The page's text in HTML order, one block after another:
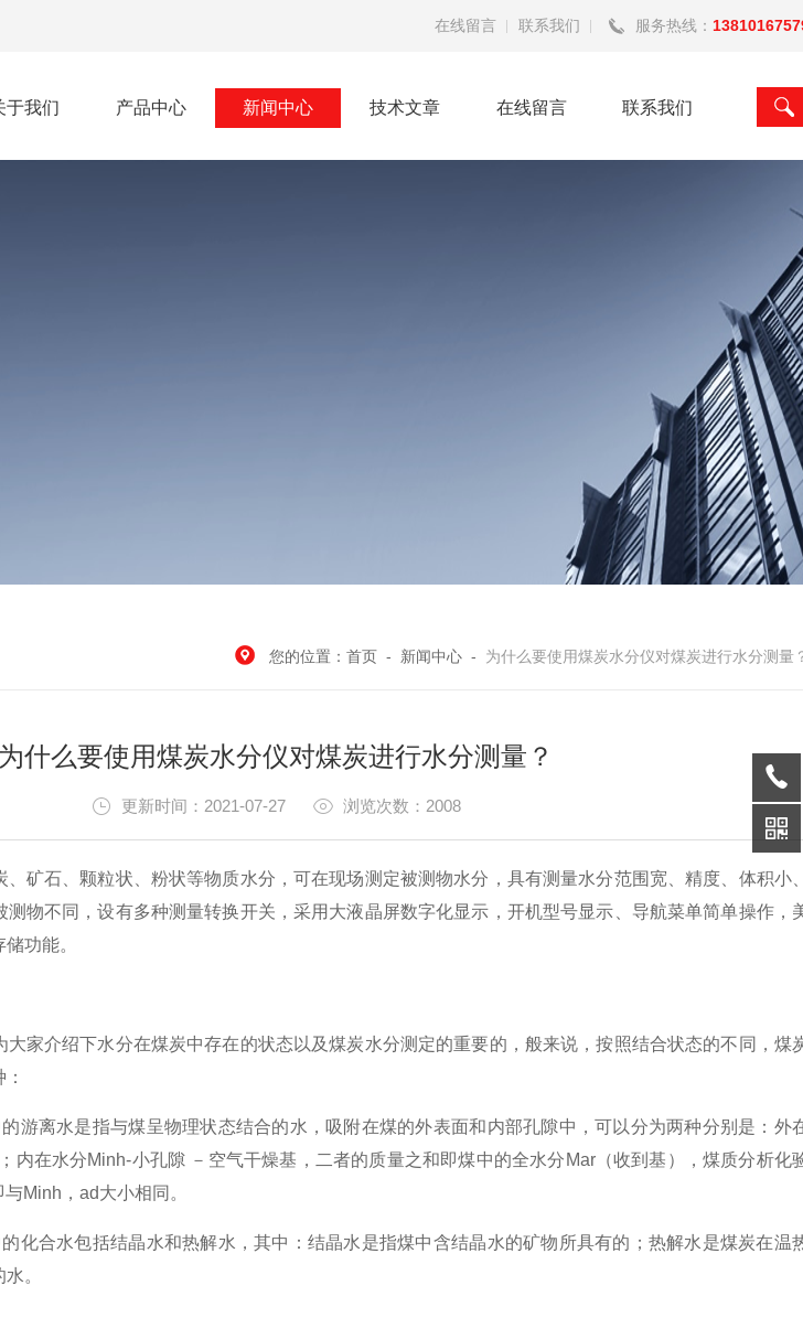
服务热线：
在线留言 联系我们
于我们 产品中心 新闻中心 技术文章 在线留言 联系我们
您的位置： 首页 - 新闻中心 - 为什么要使用煤炭水分仪对煤炭进行水分测量
为什么要使用煤炭水分仪对煤炭进行水分测量？
更新时间：2021-07-27 浏览次数：2008
、矿石、颗粒状、粉状等物质水分，可在现场测定被测物水分，具有测量水分范围宽、精度、体积小
物不同，设有多种测量转换开关，采用大液晶屏数字化显示，开机型号显示、导航菜单简单操作，
功能。
介绍下水分在煤炭中存在的状态以及煤炭水分测定的重要的，般来说，按照结合状态的不同，煤
离水是指与煤呈物理状态结合的水，吸附在煤的外表面和内部孔隙中，可以分为两种分别是：外
内在水分Minh-小孔隙 －空气干燥基，二者的质量之和即煤中的全水分Mar（收到基），煤质分析化
Minh，ad大小相同。
合水包括结晶水和热解水，其中：结晶水是指煤中含结晶水的矿物所具有的；热解水是煤炭在温
。